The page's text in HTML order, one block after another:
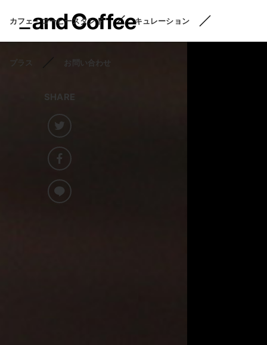
カフェ・コーヒースタンド キュレーション
プラス お問い合わせ
SHARE